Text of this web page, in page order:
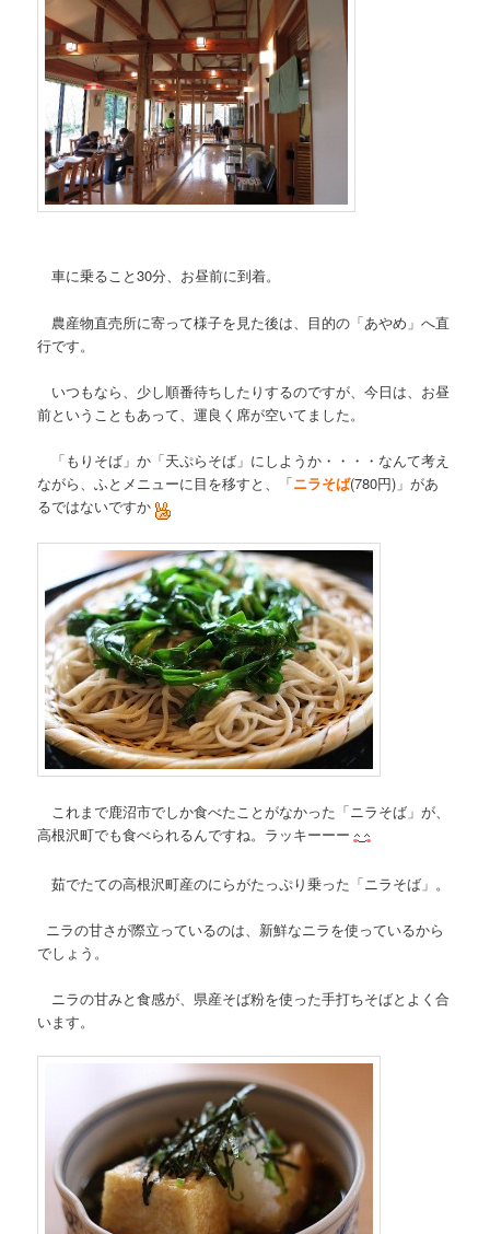
車に乗ること30分、お昼前に到着。
農産物直売所に寄って様子を見た後は、目的の「あやめ」へ直
行です。
いつもなら、少し順番待ちしたりするのですが、今日は、お昼
前ということもあって、運良く席が空いてました。
「もりそば」か「天ぷらそば」にしようか・・・・なんて考え
ながら、ふとメニューに目を移すと、「ニラそば(780円)」があ
るではないですか
これまで鹿沼市でしか食べたことがなかった「ニラそば」が、
高根沢町でも食べられるんですね。ラッキーーー
茹でたての高根沢町産のにらがたっぷり乗った「ニラそば」。
ニラの甘さが際立っているのは、新鮮なニラを使っているから
でしょう。
ニラの甘みと食感が、県産そば粉を使った手打ちそばとよく合
います。